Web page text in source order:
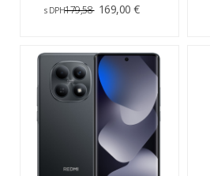
s DPH179,58 169,00 €